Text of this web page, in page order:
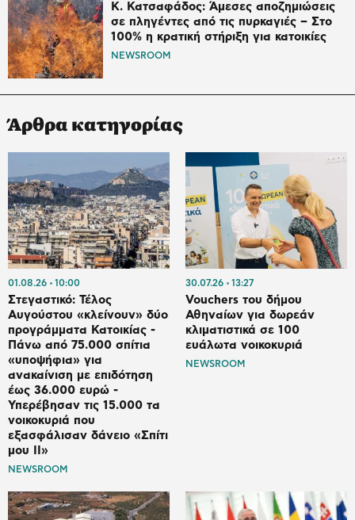
Κ. Κατσαφάδος: Άμεσες αποζημιώσεις
σε πληγέντες από τις πυρκαγιές – Στο
100% η κρατική στήριξη για κατοικίες
NEWSROOM
Άρθρα κατηγορίας
01.08.26 10:00
Στεγαστικό: Τέλος
Αυγούστου «κλείνουν» δύο
προγράμματα Κατοικίας -
Πάνω από 75.000 σπίτια
«υποψήφια» για
ανακαίνιση με επιδότηση
έως 36.000 ευρώ -
Υπερέβησαν τις 15.000 τα
νοικοκυριά που
εξασφάλισαν δάνειο «Σπίτι
μου ΙΙ»
NEWSROOM
30.07.26 13:27
Vouchers του δήμου
Αθηναίων για δωρεάν
κλιματιστικά σε 100
ευάλωτα νοικοκυριά
NEWSROOM